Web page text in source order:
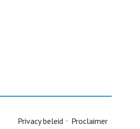
Privacy beleid Proclaimer